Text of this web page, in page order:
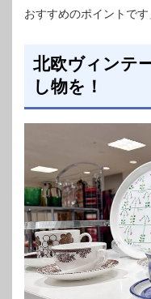
おすすめのポイントです
北欧ヴィンテ
し物を！